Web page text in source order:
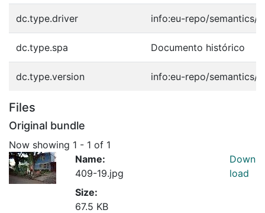
dc.type.driver info:eu-repo/semantics/
dc.type.spa Documento histórico
dc.type.version info:eu-repo/semantics/
Files
Original bundle
Now showing 1 - 1 of 1
Name:
409-19.jpg
Size:
67.5 KB
Down
load